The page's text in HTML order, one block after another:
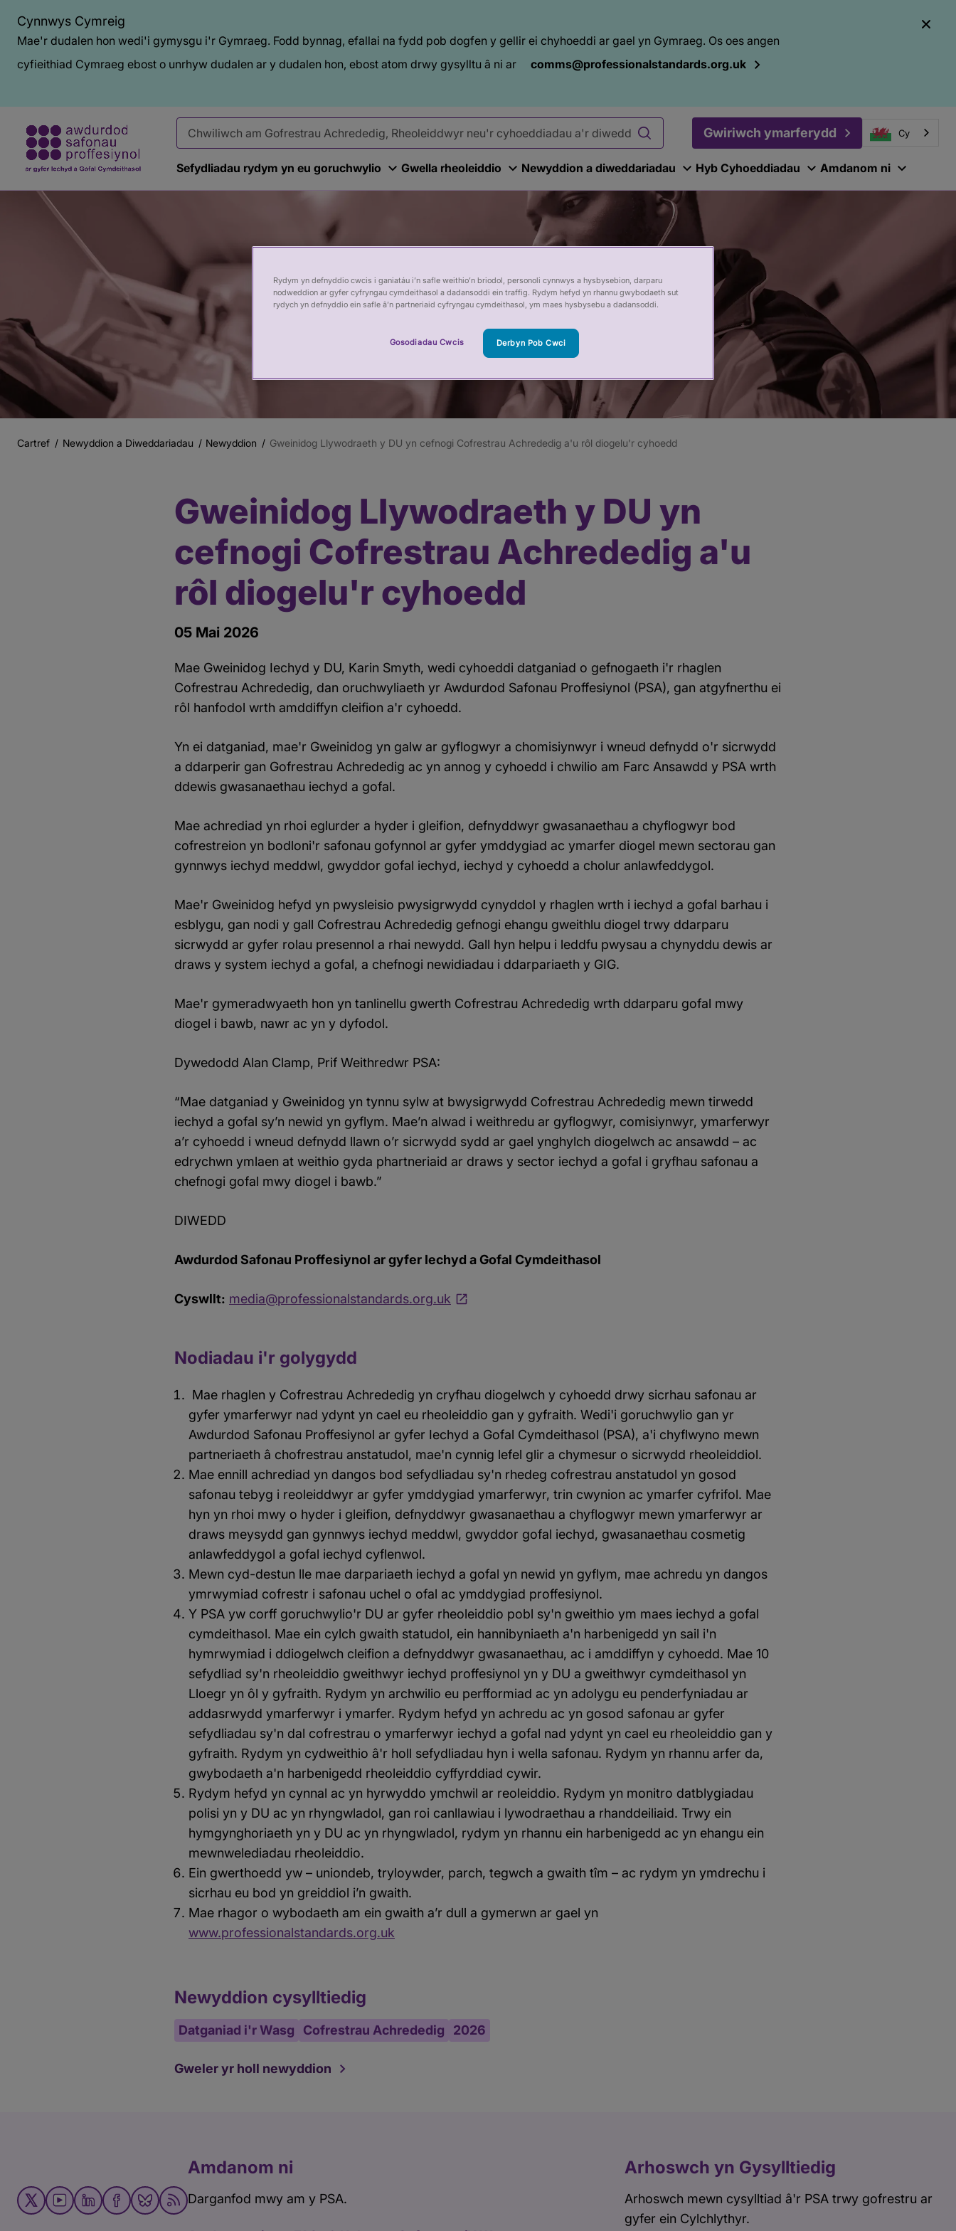
Cynnwys Cymreig
Mae'r dudalen hon wedi'i gymysgu i'r Gymraeg. Fodd bynnag, efallai na fydd pob dogfen y gellir ei chyhoeddi ar gael yn Gymraeg. Os oes angen
cyfieithiad Cymraeg ebost o unrhyw dudalen ar y dudalen hon, ebost atom drwy gysylltu â ni ar
comms@professionalstandards.org.uk
Gwiriwch ymarferydd Cy
Sefydliadau rydym yn eu goruchwylio Gwella rheoleiddio Newyddion a diweddariadau Hyb Cyhoeddiadau Amdanom ni
Briwsion
Cartref Newyddion a Diweddariadau Newyddion Gweinidog Llywodraeth y DU yn cefnogi Cofrestrau Achrededig a'u rôl diogelu'r cyhoedd
Gweinidog Llywodraeth y DU yn
cefnogi Cofrestrau Achrededig a'u
rôl diogelu'r cyhoedd
05 Mai 2026
Mae Gweinidog Iechyd y DU, Karin Smyth, wedi cyhoeddi datganiad o gefnogaeth i'r rhaglen
Cofrestrau Achrededig, dan oruchwyliaeth yr Awdurdod Safonau Proffesiynol (PSA), gan atgyfnerthu ei
rôl hanfodol wrth amddiffyn cleifion a'r cyhoedd.
Yn ei datganiad, mae'r Gweinidog yn galw ar gyflogwyr a chomisiynwyr i wneud defnydd o'r sicrwydd
a ddarperir gan Gofrestrau Achrededig ac yn annog y cyhoedd i chwilio am Farc Ansawdd y PSA wrth
ddewis gwasanaethau iechyd a gofal.
Mae achrediad yn rhoi eglurder a hyder i gleifion, defnyddwyr gwasanaethau a chyflogwyr bod
cofrestreion yn bodloni'r safonau gofynnol ar gyfer ymddygiad ac ymarfer diogel mewn sectorau gan
gynnwys iechyd meddwl, gwyddor gofal iechyd, iechyd y cyhoedd a cholur anlawfeddygol.
Mae'r Gweinidog hefyd yn pwysleisio pwysigrwydd cynyddol y rhaglen wrth i iechyd a gofal barhau i
esblygu, gan nodi y gall Cofrestrau Achrededig gefnogi ehangu gweithlu diogel trwy ddarparu
sicrwydd ar gyfer rolau presennol a rhai newydd. Gall hyn helpu i leddfu pwysau a chynyddu dewis ar
draws y system iechyd a gofal, a chefnogi newidiadau i ddarpariaeth y GIG.
Mae'r gymeradwyaeth hon yn tanlinellu gwerth Cofrestrau Achrededig wrth ddarparu gofal mwy
diogel i bawb, nawr ac yn y dyfodol.
Dywedodd Alan Clamp, Prif Weithredwr PSA:
“Mae datganiad y Gweinidog yn tynnu sylw at bwysigrwydd Cofrestrau Achrededig mewn tirwedd
iechyd a gofal sy’n newid yn gyflym. Mae’n alwad i weithredu ar gyflogwyr, comisiynwyr, ymarferwyr
a’r cyhoedd i wneud defnydd llawn o’r sicrwydd sydd ar gael ynghylch diogelwch ac ansawdd – ac
edrychwn ymlaen at weithio gyda phartneriaid ar draws y sector iechyd a gofal i gryfhau safonau a
chefnogi gofal mwy diogel i bawb.”
DIWEDD
Awdurdod Safonau Proffesiynol ar gyfer Iechyd a Gofal Cymdeithasol
Cyswllt: media@professionalstandards.org.uk
Nodiadau i'r golygydd
Mae rhaglen y Cofrestrau Achrededig yn cryfhau diogelwch y cyhoedd drwy sicrhau safonau ar
gyfer ymarferwyr nad ydynt yn cael eu rheoleiddio gan y gyfraith. Wedi'i goruchwylio gan yr
Awdurdod Safonau Proffesiynol ar gyfer Iechyd a Gofal Cymdeithasol (PSA), a'i chyflwyno mewn
partneriaeth â chofrestrau anstatudol, mae'n cynnig lefel glir a chymesur o sicrwydd rheoleiddiol.
Mae ennill achrediad yn dangos bod sefydliadau sy'n rhedeg cofrestrau anstatudol yn gosod
safonau tebyg i reoleiddwyr ar gyfer ymddygiad ymarferwyr, trin cwynion ac ymarfer cyfrifol. Mae
hyn yn rhoi mwy o hyder i gleifion, defnyddwyr gwasanaethau a chyflogwyr mewn ymarferwyr ar
draws meysydd gan gynnwys iechyd meddwl, gwyddor gofal iechyd, gwasanaethau cosmetig
anlawfeddygol a gofal iechyd cyflenwol.
Mewn cyd-destun lle mae darpariaeth iechyd a gofal yn newid yn gyflym, mae achredu yn dangos
ymrwymiad cofrestr i safonau uchel o ofal ac ymddygiad proffesiynol.
Y PSA yw corff goruchwylio'r DU ar gyfer rheoleiddio pobl sy'n gweithio ym maes iechyd a gofal
cymdeithasol. Mae ein cylch gwaith statudol, ein hannibyniaeth a'n harbenigedd yn sail i'n
hymrwymiad i ddiogelwch cleifion a defnyddwyr gwasanaethau, ac i amddiffyn y cyhoedd. Mae 10
sefydliad sy'n rheoleiddio gweithwyr iechyd proffesiynol yn y DU a gweithwyr cymdeithasol yn
Lloegr yn ôl y gyfraith. Rydym yn archwilio eu perfformiad ac yn adolygu eu penderfyniadau ar
addasrwydd ymarferwyr i ymarfer. Rydym hefyd yn achredu ac yn gosod safonau ar gyfer
sefydliadau sy'n dal cofrestrau o ymarferwyr iechyd a gofal nad ydynt yn cael eu rheoleiddio gan y
gyfraith. Rydym yn cydweithio â'r holl sefydliadau hyn i wella safonau. Rydym yn rhannu arfer da,
gwybodaeth a'n harbenigedd rheoleiddio cyffyrddiad cywir.
Rydym hefyd yn cynnal ac yn hyrwyddo ymchwil ar reoleiddio. Rydym yn monitro datblygiadau
polisi yn y DU ac yn rhyngwladol, gan roi canllawiau i lywodraethau a rhanddeiliaid. Trwy ein
hymgynghoriaeth yn y DU ac yn rhyngwladol, rydym yn rhannu ein harbenigedd ac yn ehangu ein
mewnwelediadau rheoleiddio.
Ein gwerthoedd yw – uniondeb, tryloywder, parch, tegwch a gwaith tîm – ac rydym yn ymdrechu i
sicrhau eu bod yn greiddiol i’n gwaith.
Mae rhagor o wybodaeth am ein gwaith a’r dull a gymerwn ar gael yn
www.professionalstandards.org.uk
Newyddion cysylltiedig
Datganiad i'r Wasg Cofrestrau Achrededig 2026
Gweler yr holl newyddion
Amdanom ni
Darganfod mwy am y PSA.
Arhoswch yn Gysylltiedig
Arhoswch mewn cysylltiad â'r PSA trwy gofrestru ar
gyfer ein Cylchlythyr.
Rydym yn defnyddio cwcis i ganiatáu i’n safle weithio’n briodol, personoli cynnwys a hysbysebion, darparu
nodweddion ar gyfer cyfryngau cymdeithasol a dadansoddi ein traffig. Rydym hefyd yn rhannu gwybodaeth sut
rydych yn defnyddio ein safle â’n partneriaid cyfryngau cymdeithasol, ym maes hysbysebu a dadansoddi.
Gosodiadau Cwcis Derbyn Pob Cwci